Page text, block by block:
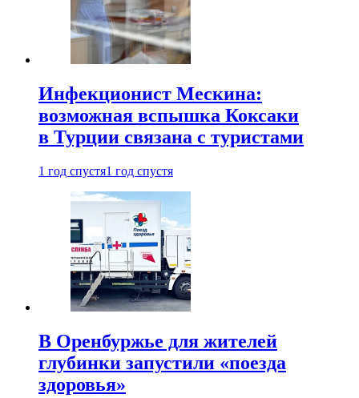
Инфекционист Мескина:
возможная вспышка Коксаки
в Турции связана с туристами
1 год спустя1 год спустя
В Оренбуржье для жителей
глубинки запустили «поезда
здоровья»